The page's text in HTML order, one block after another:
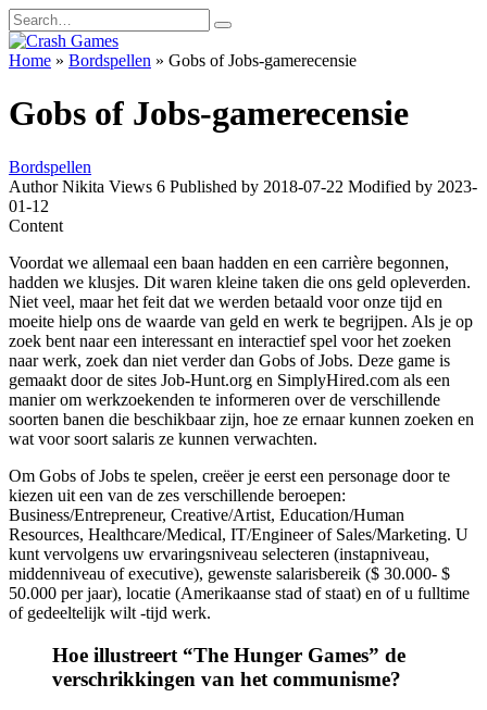
Skip
to
content
Search
for:
Home » Bordspellen » Gobs of Jobs-gamerecensie
Gobs of Jobs-gamerecensie
Bordspellen
Author Nikita Views 6 Published by 2018-07-22 Modified by 2023-
01-12
Content
Voordat we allemaal een baan hadden en een carrière begonnen,
hadden we klusjes. Dit waren kleine taken die ons geld opleverden.
Niet veel, maar het feit dat we werden betaald voor onze tijd en
moeite hielp ons de waarde van geld en werk te begrijpen. Als je op
zoek bent naar een interessant en interactief spel voor het zoeken
naar werk, zoek dan niet verder dan Gobs of Jobs. Deze game is
gemaakt door de sites Job-Hunt.org en SimplyHired.com als een
manier om werkzoekenden te informeren over de verschillende
soorten banen die beschikbaar zijn, hoe ze ernaar kunnen zoeken en
wat voor soort salaris ze kunnen verwachten.
Om Gobs of Jobs te spelen, creëer je eerst een personage door te
kiezen uit een van de zes verschillende beroepen:
Business/Entrepreneur, Creative/Artist, Education/Human
Resources, Healthcare/Medical, IT/Engineer of Sales/Marketing. U
kunt vervolgens uw ervaringsniveau selecteren (instapniveau,
middenniveau of executive), gewenste salarisbereik ($ 30.000- $
50.000 per jaar), locatie (Amerikaanse stad of staat) en of u fulltime
of gedeeltelijk wilt -tijd werk.
Hoe illustreert “The Hunger Games” de
verschrikkingen van het communisme?